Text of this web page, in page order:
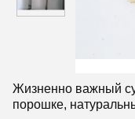
Жизненно важный
порошке,